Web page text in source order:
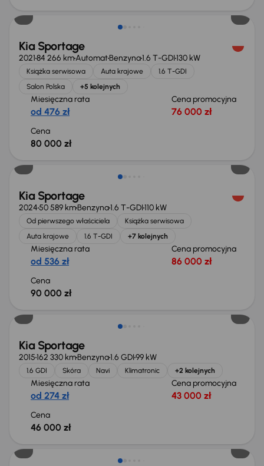
Kia Sportage
202184 266 kmAutomatBenzyna1.6 T-GDI130 kW
Książka serwisowa Auta krajowe
1.6 T-GDI
Salon Polska
+5 kolejnych
Miesięczna rata
od 476 zł
Cena promocyjna
76 000 zł
Cena
80 000 zł
Możliwość odliczenia VAT
Kia Sportage
202450 589 kmBenzyna1.6 T-GDI110 kW
Od pierwszego właściciela
Książka serwisowa
Auta krajowe
1.6 T-GDI +7 kolejnych
Miesięczna rata
od 536 zł
Cena promocyjna
86 000 zł
Cena
90 000 zł
Kia Sportage
2015162 330 kmBenzyna1.6 GDI99 kW
1.6 GDI Skóra Navi Klimatronic +2 kolejnych
Miesięczna rata
od 274 zł
Cena promocyjna
43 000 zł
Cena
46 000 zł